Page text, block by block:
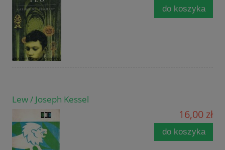
do koszyka
Lew / Joseph Kessel
16,00 zł
do koszyka